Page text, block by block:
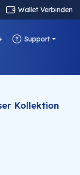
Wallet Verbinden
Support
Kollektion